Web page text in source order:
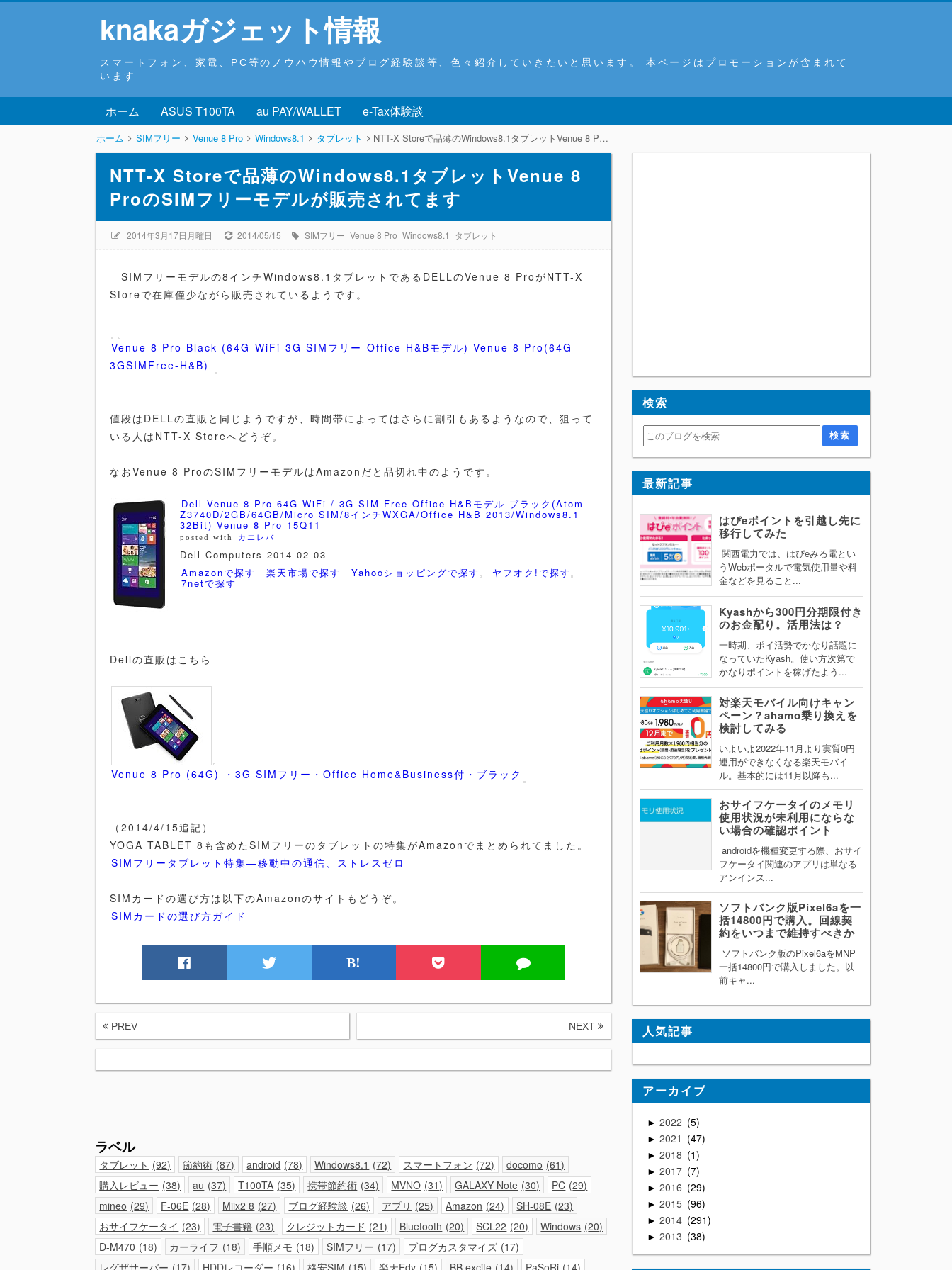
knakaガジェット情報
スマートフォン、家電、PC等のノウハウ情報やブログ経験談等、色々紹介していきたいと思います。 本ページはプロモーションが含まれて
います
ホーム ASUS T100TA au PAY/WALLET e-Tax体験談
ホーム SIMフリー Venue 8 Pro Windows8.1 タブレット NTT-X Storeで品薄のWindows8.1タブレットVenue 8 ProのSIMフリーモデルが販売されてます
NTT-X Storeで品薄のWindows8.1タブレットVenue 8
ProのSIMフリーモデルが販売されてます
2014年3月17日月曜日 2014/05/15 SIMフリー Venue 8 Pro Windows8.1 タブレット
SIMフリーモデルの8インチWindows8.1タブレットであるDELLのVenue 8 ProがNTT-X
Storeで在庫僅少ながら販売されているようです。
Venue 8 Pro Black (64G-WiFi-3G SIMフリー-Office H&Bモデル) Venue 8 Pro(64G-
3GSIMFree-H&B)
値段はDELLの直販と同じようですが、時間帯によってはさらに割引もあるようなので、狙って
いる人はNTT-X Storeへどうぞ。
なおVenue 8 ProのSIMフリーモデルはAmazonだと品切れ中のようです。
Dell Venue 8 Pro 64G WiFi / 3G SIM Free Office H&Bモデル ブラック(Atom
Z3740D/2GB/64GB/Micro SIM/8インチWXGA/Office H&B 2013/Windows8.1
32Bit) Venue 8 Pro 15Q11
posted with カエレバ
Dell Computers 2014-02-03
Amazonで探す
楽天市場で探す Yahooショッピングで探す ヤフオク!で探す
7netで探す
Dellの直販はこちら
Venue 8 Pro (64G) ・3G SIMフリー・Office Home&Business付・ブラック
（2014/4/15追記）
YOGA TABLET 8も含めたSIMフリーのタブレットの特集がAmazonでまとめられてました。
SIMフリータブレット特集―移動中の通信、ストレスゼロ
SIMカードの選び方は以下のAmazonのサイトもどうぞ。
SIMカードの選び方ガイド
B!
PREV NEXT
ラベル
タブレット 92 節約術 87 android 78 Windows8.1 72 スマートフォン 72 docomo 61
購入レビュー 38 au 37 T100TA 35 携帯節約術 34 MVNO 31 GALAXY Note 30 PC 29
mineo 29 F-06E 28 Miix2 8 27 ブログ経験談 26 アプリ 25 Amazon 24 SH-08E 23
おサイフケータイ
23 電子書籍 23 クレジットカード 21 Bluetooth 20 SCL22 20 Windows 20
D-M470 18 カーライフ 18 手順メモ 18 SIMフリー 17 ブログカスタマイズ 17
レグザサーバー 17 HDDレコーダー 16 格安SIM 15 楽天Edy 15 BB.excite 14 PaSoRi 14
検索
最新記事
はぴeポイントを引越し先に
移行してみた
関西電力では、はぴeみる電とい
うWebポータルで電気使用量や料
金などを見ること...
Kyashから300円分期限付き
のお金配り。活用法は？
一時期、ポイ活勢でかなり話題に
なっていたKyash。使い方次第で
かなりポイントを稼げたよう...
対楽天モバイル向けキャン
ペーン？ahamo乗り換えを
検討してみる
いよいよ2022年11月より実質0円
運用ができなくなる楽天モバイ
ル。基本的には11月以降も...
おサイフケータイのメモリ
使用状況が未利用にならな
い場合の確認ポイント
androidを機種変更する際、おサイ
フケータイ関連のアプリは単なる
アンインス...
ソフトバンク版Pixel6aを一
括14800円で購入。回線契
約をいつまで維持すべきか
ソフトバンク版のPixel6aをMNP
一括14800円で購入しました。以
前キャ...
人気記事
アーカイブ
►2022 5
►2021 47
►2018 1
►2017 7
►2016 29
►2015 96
►2014 291
►2013 38